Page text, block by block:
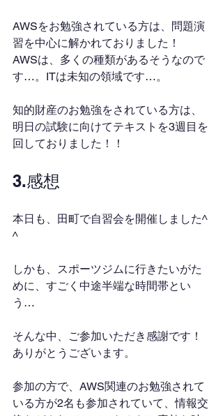
AWSをお勉強されている方は、問題演
習を中心に解かれておりました！
AWSは、多くの種類があるそうなので
す…。ITは未知の領域です…。
知的財産のお勉強をされている方は、
明日の試験に向けてテキストを3週目を
回しておりました！！
3.感想
本日も、田町で自習会を開催しました^
^
しかも、スポーツジムに行きたいがた
めに、すごく中途半端な時間帯とい
う…
そんな中、ご参加いただき感謝です！
ありがとうございます。
参加の方で、AWS関連のお勉強されて
いる方が2名も参加されていて、情報交